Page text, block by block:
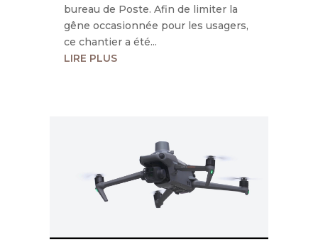
bureau de Poste. ​Afin de limiter la
gêne occasionnée pour les usagers,
ce chantier a été...
LIRE PLUS